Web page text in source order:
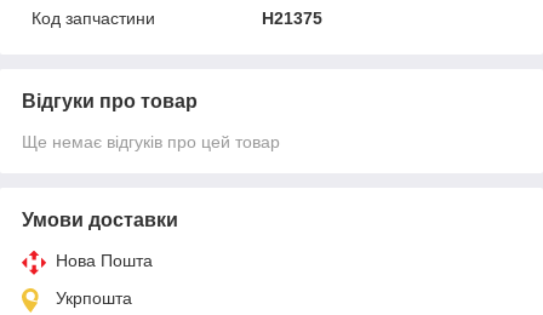
Код запчастини
H21375
Відгуки про товар
Ще немає відгуків про цей товар
Умови доставки
Нова Пошта
Укрпошта